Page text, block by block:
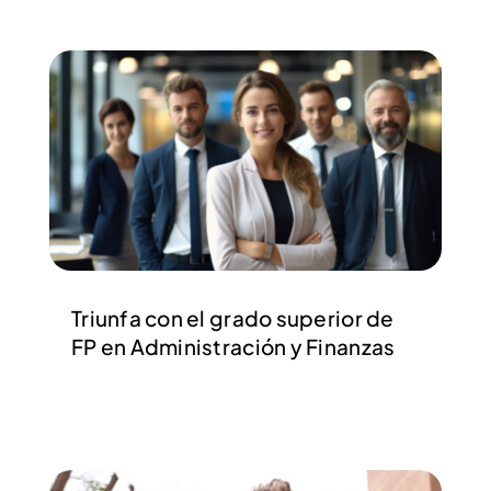
Triunfa con el grado superior de
FP en Administración y Finanzas